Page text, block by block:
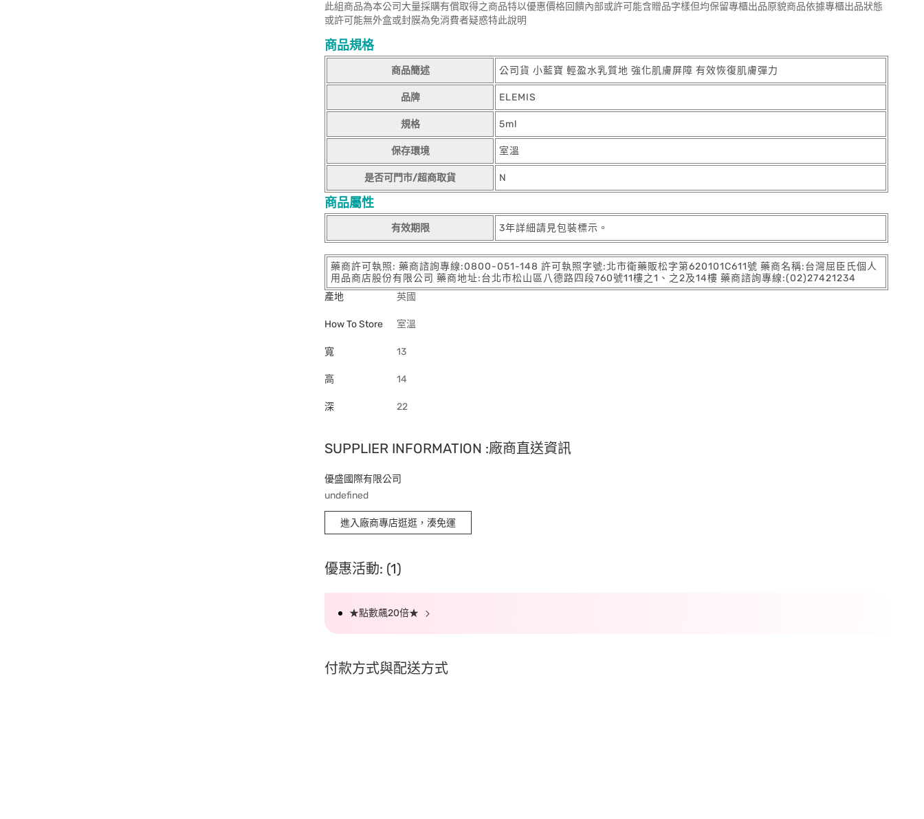
此組商品為本公司大量採購有償取得之商品特以優惠價格回饋內部或許可能含贈品字樣但均保留專櫃出品原貌商品依據專櫃出品狀態
或許可能無外盒或封膜為免消費者疑惑特此說明
商品規格
商品簡述 公司貨 小藍寶 輕盈水乳質地 強化肌膚屏障 有效恢復肌膚彈力
品牌 ELEMIS
規格 5ml
保存環境 室溫
是否可門市/超商取貨 N
商品屬性
有效期限 3年詳細請見包裝標示。
藥商許可執照: 藥商諮詢專線:0800-051-148 許可執照字號:北市衛藥販松字第620101C611號 藥商名稱:台灣屈臣氏個人
用品商店股份有限公司 藥商地址:台北市松山區八德路四段760號11樓之1、之2及14樓 藥商諮詢專線:(02)27421234
產地
英國
How To Store 室溫
寬 13
高 14
深 22
SUPPLIER INFORMATION :廠商直送資訊
優盛國際有限公司
undefined
進入廠商專店逛逛，湊免運
優惠活動: (1)
★點數飆20倍★
付款方式與配送方式